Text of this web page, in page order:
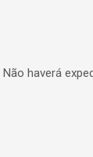
Não haverá